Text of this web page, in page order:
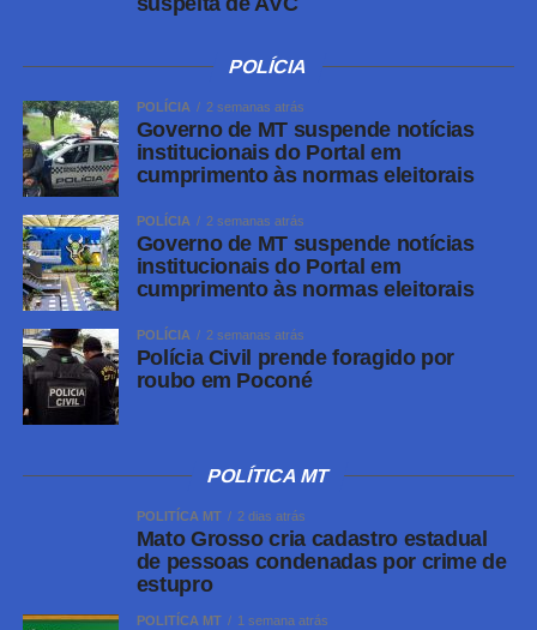
POLÍCIA
POLÍCIA 2 semanas atrás
Governo de MT suspende notícias
institucionais do Portal em
cumprimento às normas eleitorais
POLÍCIA 2 semanas atrás
Governo de MT suspende notícias
institucionais do Portal em
cumprimento às normas eleitorais
POLÍCIA 2 semanas atrás
Polícia Civil prende foragido por
roubo em Poconé
POLÍTICA MT
POLITÍCA MT 2 dias atrás
Mato Grosso cria cadastro estadual
de pessoas condenadas por crime de
estupro
POLITÍCA MT 1 semana atrás